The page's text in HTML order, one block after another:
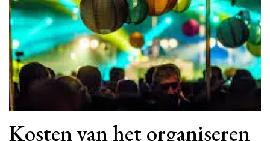
Kosten van het organiseren